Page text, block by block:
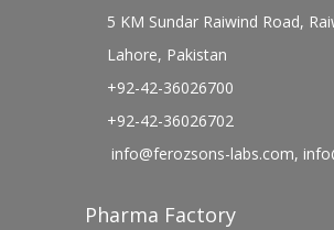
5 KM Sundar Raiwind Road,
Lahore, Pakistan
+92-42-36026700
+92-42-36026702
info@ferozsons-labs.com,
Pharma Factory